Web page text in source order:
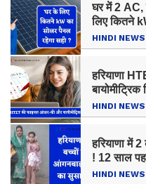
घर में 2 AC,
लिए कितने
जाने
HINDI NEWS
हरियाणा
तीनों लेवल की
HINDI NEWS
हरियाणा में
! 12 साल
था क्लेश
HINDI NEWS